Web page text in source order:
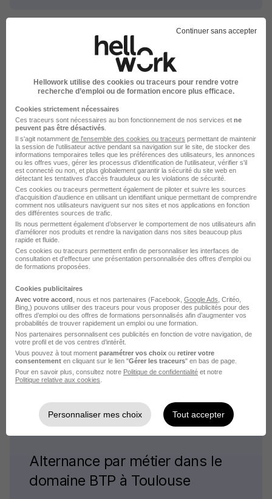
Alternance par ville pour le
métier Canalisateur
Alternance Saint-Étienne Canalisateur
Alternance Nice Canalisateur
Alternance Dole Canalisateur
Alternance Chalon-sur-Saône Canalisateur
Parcourir toutes les alternances de Canalisateur
Alternance par métiers similaires
Alternance Maçon VRD
Alternance Pisciniste
Alternance Maçon-fumiste
Alternance Maçon-briqueteur
Alternance Maçon couvreur
Alternance Piscinier
Alternance par métier dans le
domaine BTP à Toulouse
Continuer sans accepter
Hellowork utilise des cookies ou traceurs pour rendre votre
recherche d’emploi ou de formation encore plus efficace.
Cookies strictement nécessaires
Ces traceurs sont nécessaires au bon fonctionnement de nos services et ne
peuvent pas être désactivés
Il s'agit notamment de l'ensemble des cookies ou traceurs permettant de maintenir
la session de l'utilisateur active pendant sa navigation sur le site, de stocker des
informations temporaires telles que les préférences des utilisateurs, les annonces
ou les offres vues, gérer les processus d'identification de l'utilisateur, vérifier s'il
est connecté ou non, et plus globalement garantir la sécurité du site web en
détectant les tentatives d'accès frauduleux ou les violations de sécurité.
Ces cookies ou traceurs permettent également de piloter et suivre les sources
d'acquisition d'audience en utilisant un identifiant unique permettant de comprendre
comment nos utilisateurs naviguent sur nos sites et nos applications en fonction
des différentes sources de trafic.
Ils nous permettent également d’observer le comportement de nos utilisateurs afin
d'améliorer nos produits et rendre la navigation dans nos sites beaucoup plus
rapide et fluide.
Ces cookies ou traceurs permettent enfin de personnaliser les interfaces de
consultation et d'effectuer une présentation personnalisée des offres d'emploi ou
de formations proposées.
Cookies publicitaires
Avec votre accord , nous et nos partenaires (Facebook, Google Ads , Critéo,
Bing,) pouvons utiliser des traceurs pour vous proposer des publicités pour des
offres d’emploi ou des offres de formations personnalisés afin d’augmenter vos
probabilités de trouver rapidement un emploi ou une formation.
Nos partenaires personnalisent ces publicités en fonction de votre navigation, de
votre profil et de vos centres d’intérêt.
Vous pouvez à tout moment paramétrer vos choix ou retirer votre
consentement en cliquant sur le lien "Gérer les traceurs" en bas de page.
Pour en savoir plus, consultez notre Politique de confidentialité et notre
Politique relative aux cookies
Personnaliser mes choix Tout accepter